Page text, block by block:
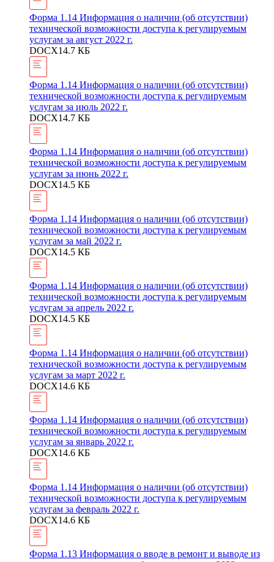
Форма 1.14 Информация о наличии (об отсутствии)
технической возможности доступа к регулируемым
услугам за август 2022 г.
DOCX14.7 КБ
Форма 1.14 Информация о наличии (об отсутствии)
технической возможности доступа к регулируемым
услугам за июль 2022 г.
DOCX14.7 КБ
Форма 1.14 Информация о наличии (об отсутствии)
технической возможности доступа к регулируемым
услугам за июнь 2022 г.
DOCX14.5 КБ
Форма 1.14 Информация о наличии (об отсутствии)
технической возможности доступа к регулируемым
услугам за май 2022 г.
DOCX14.5 КБ
Форма 1.14 Информация о наличии (об отсутствии)
технической возможности доступа к регулируемым
услугам за апрель 2022 г.
DOCX14.5 КБ
Форма 1.14 Информация о наличии (об отсутствии)
технической возможности доступа к регулируемым
услугам за март 2022 г.
DOCX14.6 КБ
Форма 1.14 Информация о наличии (об отсутствии)
технической возможности доступа к регулируемым
услугам за январь 2022 г.
DOCX14.6 КБ
Форма 1.14 Информация о наличии (об отсутствии)
технической возможности доступа к регулируемым
услугам за февраль 2022 г.
DOCX14.6 КБ
Форма 1.13 Информация о вводе в ремонт и выводе из